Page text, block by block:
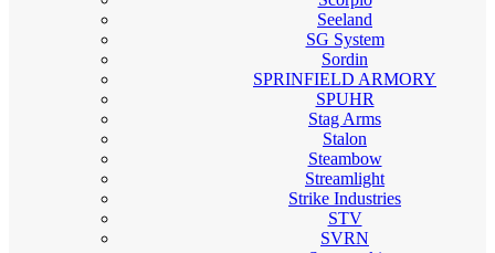
Seeland
SG System
Sordin
SPRINFIELD ARMORY
SPUHR
Stag Arms
Stalon
Steambow
Streamlight
Strike Industries
STV
SVRN